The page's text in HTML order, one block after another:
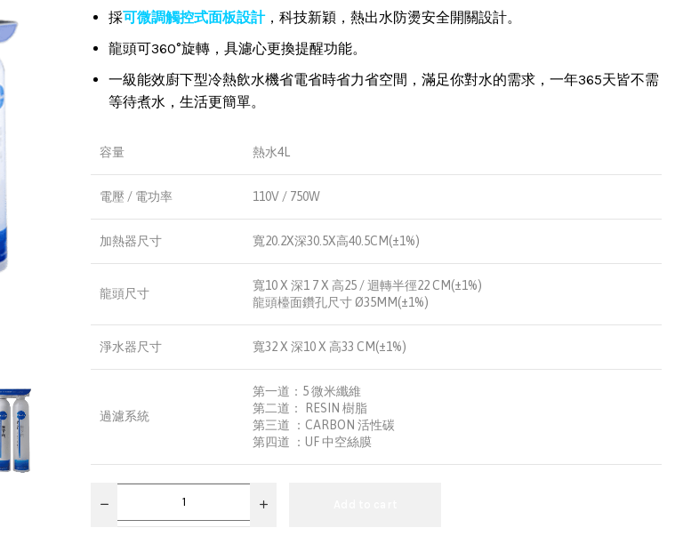
採可微調觸控式面板設計，科技新穎，熱出水防燙安全開關設計。
龍頭可360°旋轉，具濾心更換提醒功能。
一級能效廚下型冷熱飲水機省電省時省力省空間，滿足你對水的需求，一年365天皆不需
等待煮水，生活更簡單。
容量 熱水4L
電壓 / 電功率 110V / 750W
加熱器尺寸 寬20.2X深30.5X高40.5CM(±1%)
龍頭尺寸
寬10 X 深1 7 X 高25 / 迴轉半徑22 CM(±1%)
龍頭檯面鑽孔尺寸 Ø35MM(±1%)
淨水器尺寸 寬32 X 深10 X 高33 CM(±1%)
過濾系統
第一道：5 微米纖維
第二道： RESIN 樹脂
第三道 ：CARBON 活性碳
第四道 ：UF 中空絲膜